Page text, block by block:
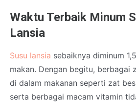
Waktu Terbaik Minum
Lansia
Susu lansia sebaiknya diminum
makan. Dengan begitu, berbagai
di dalam makanan seperti zat
serta berbagai macam vitamin